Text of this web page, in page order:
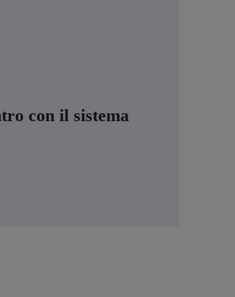
con il sistema